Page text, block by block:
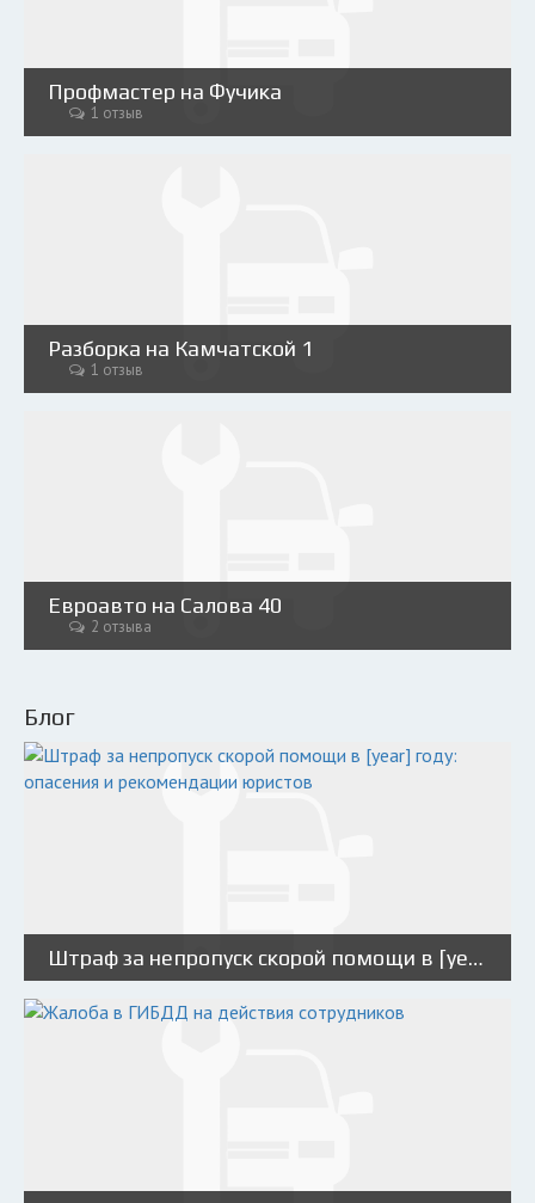
Профмастер на Фучика
1 отзыв
Разборка на Камчатской 1
1 отзыв
Евроавто на Салова 40
2 отзыва
Блог
Штраф за непропуск скорой помощи в [year] году: опасения и рекомендации юристов